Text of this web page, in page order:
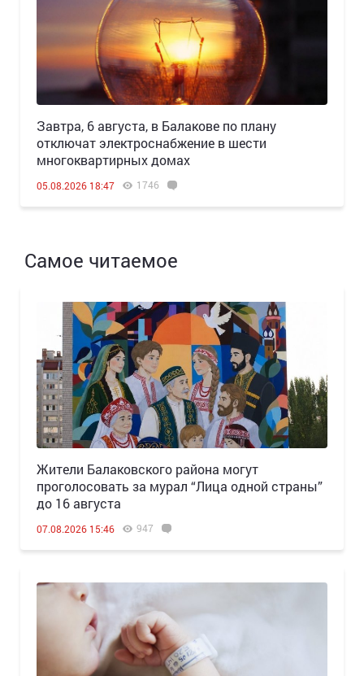
Завтра, 6 августа, в Балакове по плану
отключат электроснабжение в шести
многоквартирных домах
05.08.2026 18:47 1746
Самое читаемое
Жители Балаковского района могут
проголосовать за мурал “Лица одной страны”
до 16 августа
07.08.2026 15:46 947